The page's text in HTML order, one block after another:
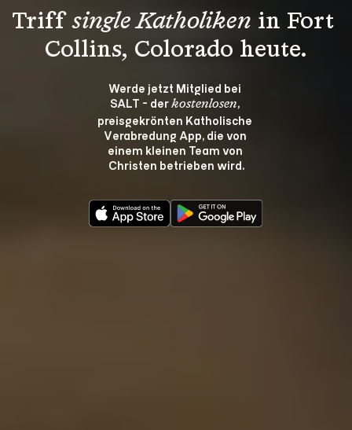
Triff single Katholiken in Fort
Collins, Colorado heute.
Werde jetzt Mitglied bei
SALT - der kostenlosen,
preisgekrönten Katholische
Verabredung App, die von
einem kleinen Team von
Christen betrieben wird.